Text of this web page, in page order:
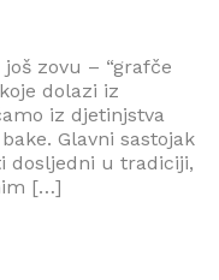
zovu – “grafče
dolazi iz
iz djetinjstva
Glavni sastojak
dosljedni u tradiciji,
[…]